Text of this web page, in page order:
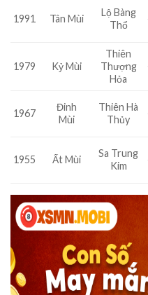
1991 Tân Mùi
Lộ Bàng
Thổ
1979 Kỷ Mùi
Thiên
Thượng
Hỏa
1967
Đinh
Mùi
Thiên Hà
Thủy
1955 Ất Mùi
Sa Trung
Kim